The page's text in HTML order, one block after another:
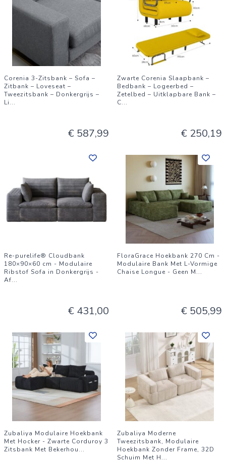
Corenia 3-Zitsbank – Sofa –
Zitbank – Loveseat –
Tweezitsbank – Donkergrijs –
Li...
€ 587,99
Zwarte Corenia Slaapbank –
Bedbank – Logeerbed –
Zetelbed – Uitklapbare Bank –
C...
€ 250,19
Re-purelife® Cloudbank
180×90×60 cm - Modulaire
Ribstof Sofa in Donkergrijs -
Af...
€ 431,00
FloraGrace Hoekbank 270 Cm -
Modulaire Bank Met L-Vormige
Chaise Longue - Geen M...
€ 505,99
Zubaliya Modulaire Hoekbank
Met Hocker - Zwarte Corduroy 3
Zitsbank Met Bekerhou...
Zubaliya Moderne
Tweezitsbank, Modulaire
Hoekbank Zonder Frame, 32D
Schuim Met H...